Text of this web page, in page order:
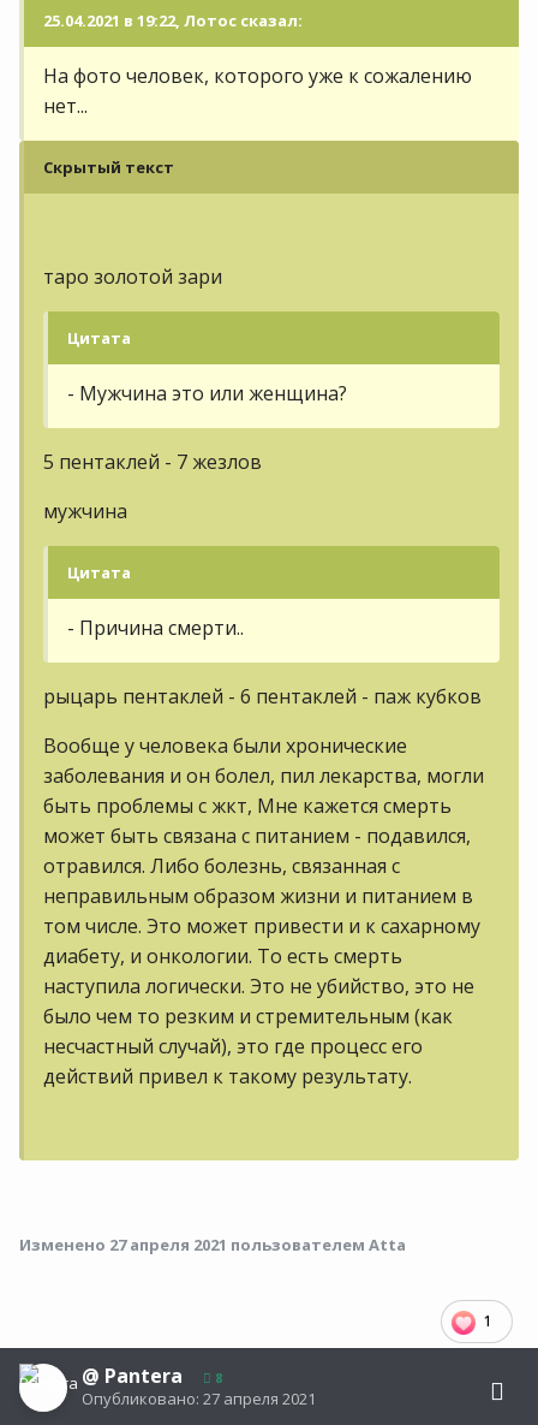
25.04.2021 в 19:22, Лотос сказал:
На фото человек, которого уже к сожалению
нет...
Скрытый текст
таро золотой зари
Цитата
- Мужчина это или женщина?
5 пентаклей - 7 жезлов
мужчина
Цитата
- Причина смерти..
рыцарь пентаклей - 6 пентаклей - паж кубков
Вообще у человека были хронические
заболевания и он болел, пил лекарства, могли
быть проблемы с жкт, Мне кажется смерть
может быть связана с питанием - подавился,
отравился. Либо болезнь, связанная с
неправильным образом жизни и питанием в
том числе. Это может привести и к сахарному
диабету, и онкологии. То есть смерть
наступила логически. Это не убийство, это не
было чем то резким и стремительным (как
несчастный случай), это где процесс его
действий привел к такому результату.
Изменено 27 апреля 2021 пользователем Atta
1
@ Pantera 8
Опубликовано: 27 апреля 2021